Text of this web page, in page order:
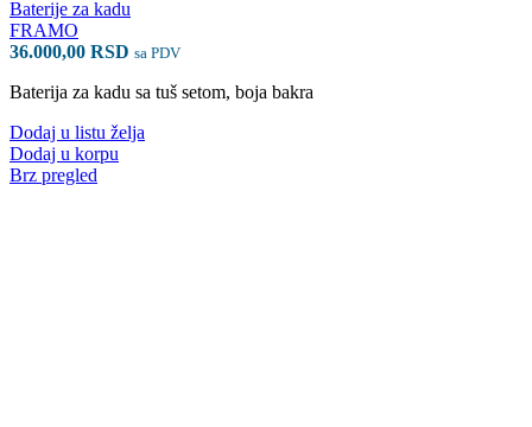
Baterije za kadu
FRAMO
36.000,00 RSD sa PDV
Baterija za kadu sa tuš setom, boja bakra
Dodaj u listu želja
Dodaj u korpu
Brz pregled